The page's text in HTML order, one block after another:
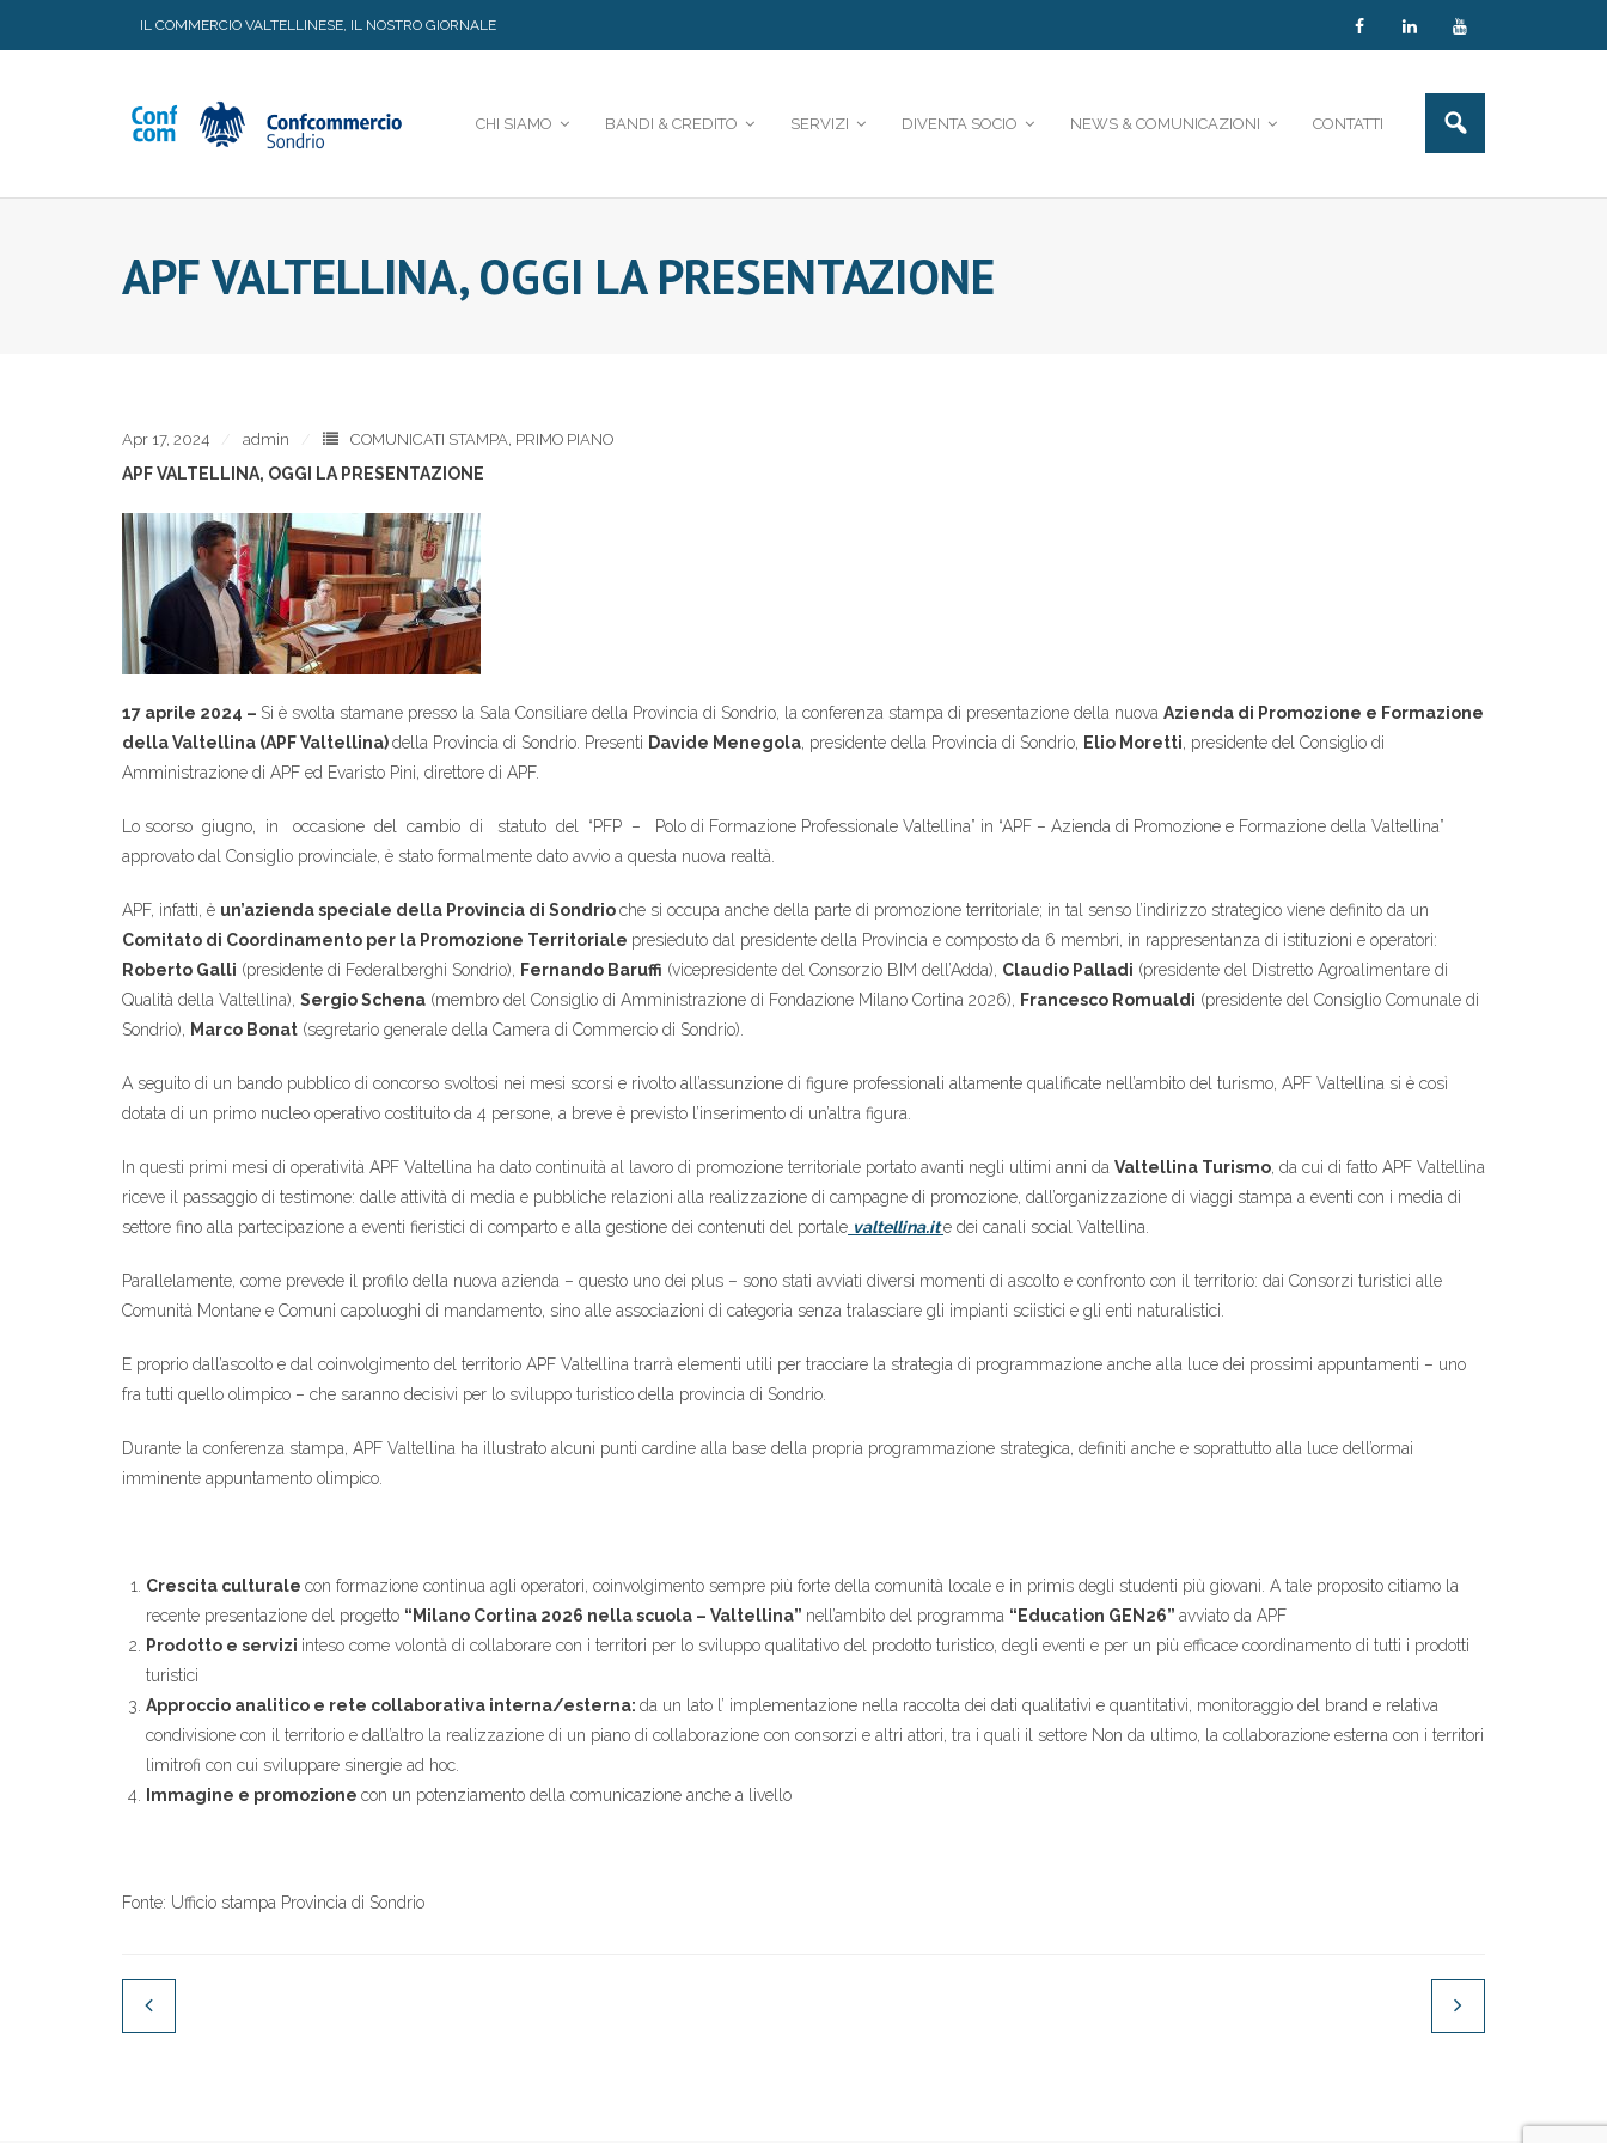
IL COMMERCIO VALTELLINESE, IL NOSTRO GIORNALE
CHI SIAMO BANDI & CREDITO SERVIZI DIVENTA SOCIO NEWS & COMUNICAZIONI CONTATTI
APF VALTELLINA, OGGI LA PRESENTAZIONE
Apr 17, 2024 admin COMUNICATI STAMPA, PRIMO PIANO
APF VALTELLINA, OGGI LA PRESENTAZIONE
17 aprile 2024 – Si è svolta stamane presso la Sala Consiliare della Provincia di Sondrio, la conferenza stampa di presentazione della nuova Azienda di Promozione e Formazione
della Valtellina (APF Valtellina)della Provincia di Sondrio. Presenti Davide Menegola , presidente della Provincia di Sondrio, Elio Moretti , presidente del Consiglio di
Amministrazione di APF ed Evaristo Pini, direttore di APF.
Lo scorso giugno, in occasione del cambio di statuto del “PFP – Polo di Formazione Professionale Valtellina” in “APF – Azienda di Promozione e Formazione della Valtellina”
approvato dal Consiglio provinciale, è stato formalmente dato avvio a questa nuova realtà.
APF, infatti, è un’azienda speciale della Provincia di Sondrioche si occupa anche della parte di promozione territoriale; in tal senso l’indirizzo strategico viene definito da un
Comitato di Coordinamento per la Promozione Territoriale presieduto dal presidente della Provincia e composto da 6 membri, in rappresentanza di istituzioni e operatori:
Roberto Galli (presidente di Federalberghi Sondrio), Fernando Baruffi (vicepresidente del Consorzio BIM dell’Adda), Claudio Palladi (presidente del Distretto Agroalimentare di
Qualità della Valtellina), Sergio Schena (membro del Consiglio di Amministrazione di Fondazione Milano Cortina 2026), Francesco Romualdi (presidente del Consiglio Comunale di
Sondrio),
Marco Bonat (segretario generale della Camera di Commercio di Sondrio).
A seguito di un bando pubblico di concorso svoltosi nei mesi scorsi e rivolto all’assunzione di figure professionali altamente qualificate nell’ambito del turismo, APF Valtellina si è così
dotata di un primo nucleo operativo costituito da 4 persone, a breve è previsto l’inserimento di un’altra figura.
In questi primi mesi di operatività APF Valtellina ha dato continuità al lavoro di promozione territoriale portato avanti negli ultimi anni da Valtellina Turismo , da cui di fatto APF Valtellina
riceve il passaggio di testimone: dalle attività di media e pubbliche relazioni alla realizzazione di campagne di promozione, dall’organizzazione di viaggi stampa a eventi con i media di
settore fino alla partecipazione a eventi fieristici di comparto e alla gestione dei contenuti del portale valtellina.ite dei canali social Valtellina.
Parallelamente, come prevede il profilo della nuova azienda – questo uno dei plus – sono stati avviati diversi momenti di ascolto e confronto con il territorio: dai Consorzi turistici alle
Comunità Montane e Comuni capoluoghi di mandamento, sino alle associazioni di categoria senza tralasciare gli impianti sciistici e gli enti naturalistici.
E proprio dall’ascolto e dal coinvolgimento del territorio APF Valtellina trarrà elementi utili per tracciare la strategia di programmazione anche alla luce dei prossimi appuntamenti – uno
fra tutti quello olimpico – che saranno decisivi per lo sviluppo turistico della provincia di Sondrio.
Durante la conferenza stampa, APF Valtellina ha illustrato alcuni punti cardine alla base della propria programmazione strategica, definiti anche e soprattutto alla luce dell’ormai
imminente appuntamento olimpico.
Crescita culturale con formazione continua agli operatori, coinvolgimento sempre più forte della comunità locale e in primis degli studenti più giovani. A tale proposito citiamo la
recente presentazione del progetto “Milano Cortina 2026 nella scuola – Valtellina” nell’ambito del programma “Education GEN26” avviato da APF
Prodotto e servizi inteso come volontà di collaborare con i territori per lo sviluppo qualitativo del prodotto turistico, degli eventi e per un più efficace coordinamento di tutti i prodotti
turistici
Approccio analitico e rete collaborativa interna/esterna: da un lato l’ implementazione nella raccolta dei dati qualitativi e quantitativi, monitoraggio del brand e relativa
condivisione con il territorio e dall’altro la realizzazione di un piano di collaborazione con consorzi e altri attori, tra i quali il settore Non da ultimo, la collaborazione esterna con i territori
limitrofi con cui sviluppare sinergie ad hoc.
Immagine e promozione con un potenziamento della comunicazione anche a livello
Fonte: Ufficio stampa Provincia di Sondrio